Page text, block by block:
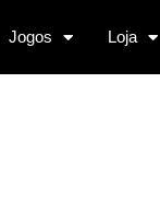
Jogos Loja